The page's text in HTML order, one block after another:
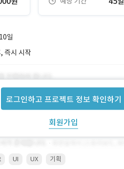
일
로그인하고 프로젝트 정보 확인하기
회원가입
즉시 시작
UI UX 기획